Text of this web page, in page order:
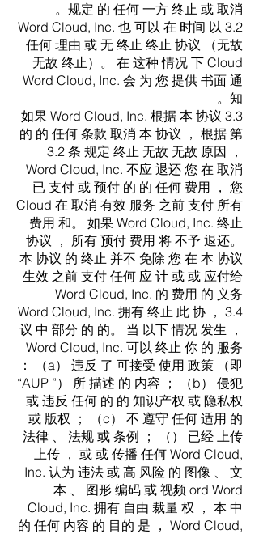
规定 的 任何 一方 终止 或 取消。
3.2 Word Cloud, Inc. 也 可以 在 时间 以
任何 理由 或 无 终止 终止 协议 （无故
无故 终止）。 在 这种 情况 下 Cloud
Word Cloud, Inc. 会 为 您 提供 书面 通
知。
3.3 如果 Word Cloud, Inc. 根据 本 协议
的 的 任何 条款 取消 本 协议 ， 根据 第
3.2 条 规定 终止 无故 无故 原因 ，
Word Cloud, Inc. 不应 退还 您 在 取消
已 支付 或 预付 的 的 任何 费用 ， 您
Cloud 在 取消 有效 服务 之前 支付 所有
费用 和。 如果 Word Cloud, Inc. 终止
协议 ， 所有 预付 费用 将 不予 退还。
本 协议 的 终止 并不 免除 您 在 本 协议
生效 之前 支付 任何 应 计 或 或 应付给
Word Cloud, Inc. 的 费用 的 义务
3.4 ， Word Cloud, Inc. 拥有 终止 此 协
议 中 部分 的 的。 当 以下 情况 发生 ，
Word Cloud, Inc. 可以 终止 你 的 服务
： （a） 违反 了 可接受 使用 政策 （即
“AUP ”） 所 描述 的 内容 ； （b） 侵犯
或 违反 任何 的 的 知识产权 或 隐私权
或 版权 ； （c） 不 遵守 任何 适用 的
法律 、 法规 或 条例 ； （） 已经 上传
上传 ， 或 或 传播 任何 Word Cloud,
Inc. 认为 违法 或 高 风险 的 图像 、 文
本 、 图形 编码 或 视频 ord Word
Cloud, Inc. 拥有 自由 裁量 权 ， 本 中
的 任何 内容 的 目的 是 ， Word Cloud,